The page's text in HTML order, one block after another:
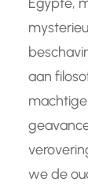
aan
we de